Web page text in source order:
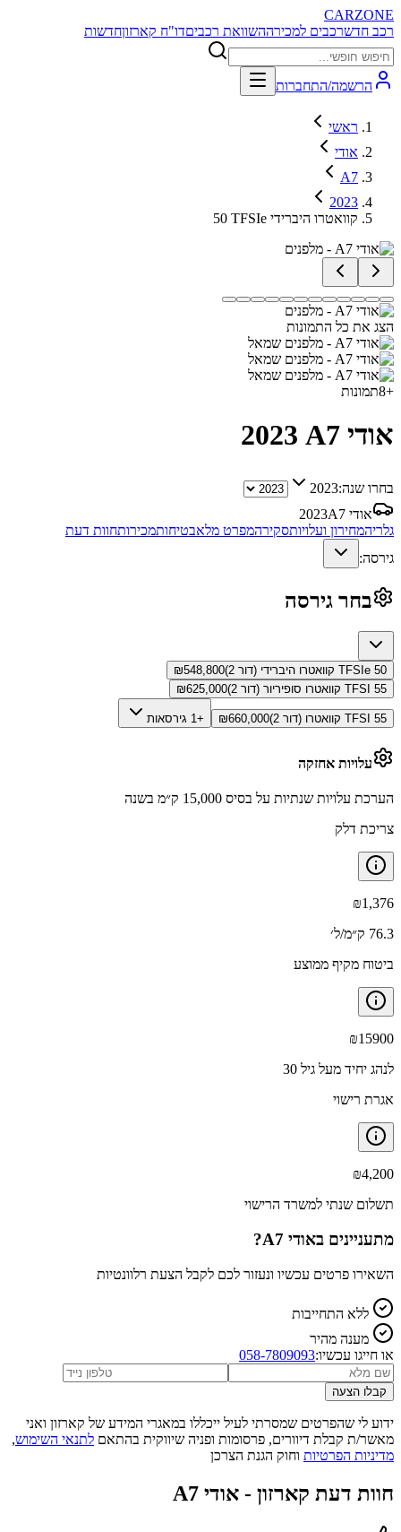
CARZONE
רכב חדשרכבים למכירההשוואת רכביםדו"ח קארזוןחדשות
הרשמה/התחברות
ראשי
אודי
A7
2023
50 TFSIe קוואטרו היברידי
הצג את כל התמונות
+
8תמונות
אודי A7 2023
בחרו שנה:2023
אודי A7
2023
גלריהמחירון ועלויותסקירהמפרט מלאבטיחותמכירותחוות דעת
גירסה:
בחר גירסה
50 TFSIe קוואטרו היברידי (דור 2) ₪548,800
55 TFSI קוואטרו סופיריור (דור 2)
₪625,000
55 TFSI קוואטרו (דור 2) ₪660,000 +1 גירסאות
עלויות אחזקה
הערכת עלויות שנתיות על בסיס 15,000 ק״מ בשנה
צריכת דלק
₪1,376
76.3 ק״מ/ל׳
ביטוח מקיף ממוצע
₪15900
לנהג יחיד מעל גיל 30
אגרת רישוי
₪4,200
תשלום שנתי למשרד הרישוי
מתעניינים באודי A7 ?
השאירו פרטים עכשיו ונעזור לכם לקבל הצעת רלוונטיות
ללא התחייבות
מענה מהיר
או חייגו עכשיו:058-7809093
קבלו הצעה
ידוע לי שהפרטים שמסרתי לעיל ייכללו במאגרי המידע של קארזון ואני
מאשר/ת קבלת דיוורים, פרסומות ופניה שיווקית בהתאם לתנאי השימוש,
מדיניות הפרטיות וחוק הגנת הצרכן
חוות דעת קארזון - אודי A7